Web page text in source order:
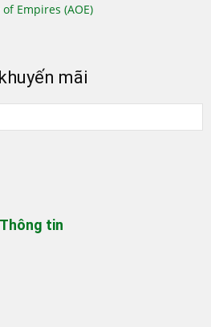
Empires (AOE)
mãi
Thông tin